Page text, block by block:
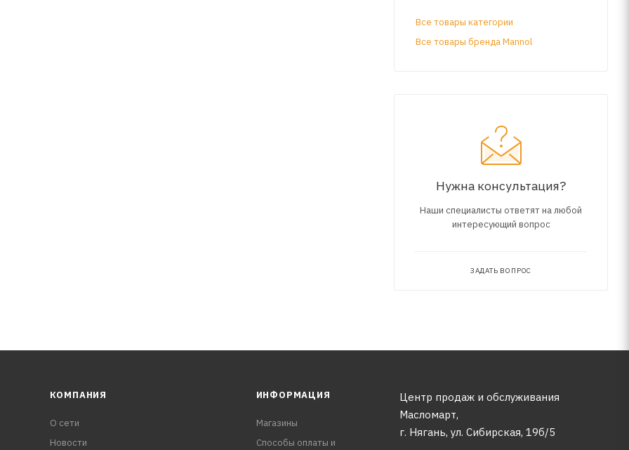
парка автомобилей (легковых, легких внедорожников,
Все товары категории
Все товары бренда Mannol
Нужна консультация?
Наши специалисты ответят на любой
интересующий вопрос
ЗАДАТЬ ВОПРОС
КОМПАНИЯ
О сети
Новости
ИНФОРМАЦИЯ
Магазины
Способы оплаты и
Центр продаж и обслуживания
Масломарт,
г. Нягань, ул. Сибирская, 19б/5